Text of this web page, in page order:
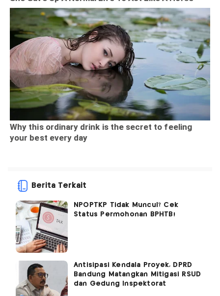
Berita Terkait
NPOPTKP Tidak Muncul? Cek
Status Permohonan BPHTB!
Antisipasi Kendala Proyek, DPRD
Bandung Matangkan Mitigasi RSUD
dan Gedung Inspektorat